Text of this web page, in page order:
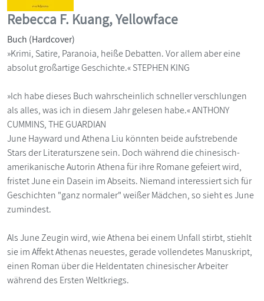
Rebecca F. Kuang, Yellowface
Buch (Hardcover)
»Krimi, Satire, Paranoia, heiße Debatten. Vor allem aber eine
absolut großartige Geschichte.« STEPHEN KING
»Ich habe dieses Buch wahrscheinlich schneller verschlungen
als alles, was ich in diesem Jahr gelesen habe.« ANTHONY
CUMMINS, THE GUARDIAN
June Hayward und Athena Liu könnten beide aufstrebende
Stars der Literaturszene sein. Doch während die chinesisch-
amerikanische Autorin Athena für ihre Romane gefeiert wird,
fristet June ein Dasein im Abseits. Niemand interessiert sich für
Geschichten "ganz normaler" weißer Mädchen, so sieht es June
zumindest.
Als June Zeugin wird, wie Athena bei einem Unfall stirbt, stiehlt
sie im Affekt Athenas neuestes, gerade vollendetes Manuskript,
einen Roman über die Heldentaten chinesischer Arbeiter
während des Ersten Weltkriegs.